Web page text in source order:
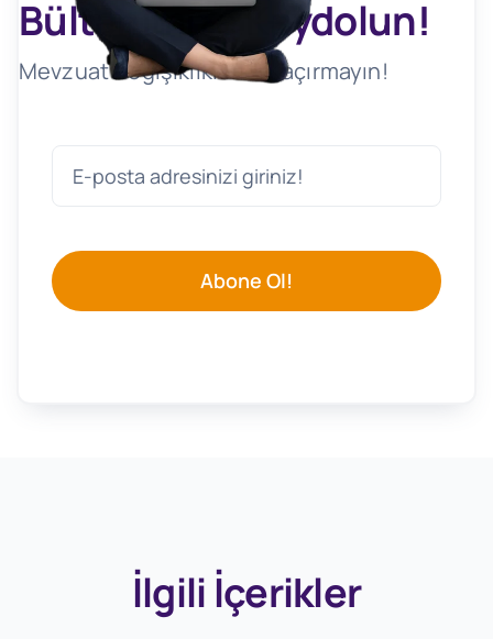
Bültenimize Kaydolun!
Mevzuat Değişikliklerini Kaçırmayın!
Abone Ol!
İlgili İçerikler